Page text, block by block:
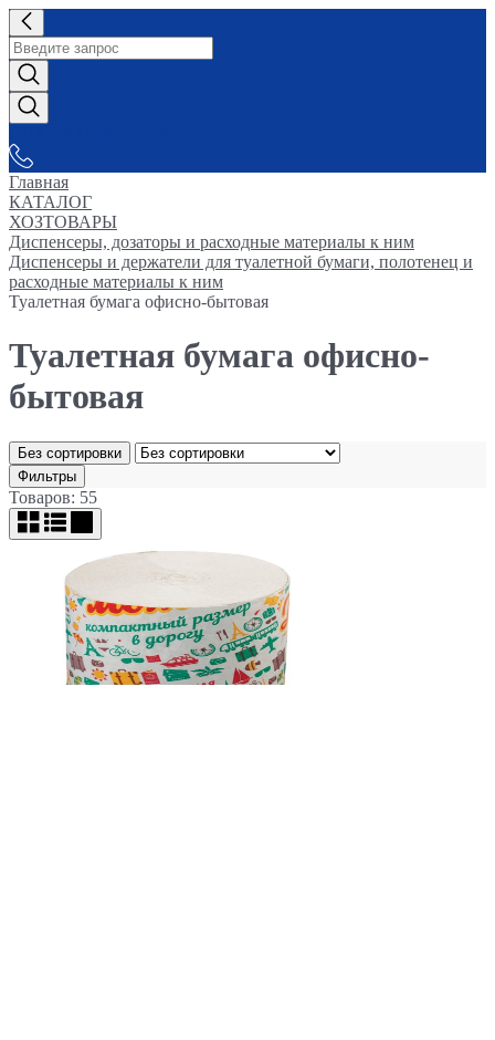
Главная
КАТАЛОГ
ХОЗТОВАРЫ
Диспенсеры, дозаторы и расходные материалы к ним
Диспенсеры и держатели для туалетной бумаги, полотенец и
расходные материалы к ним
Туалетная бумага офисно-бытовая
Туалетная бумага офисно-
бытовая
Без сортировки
Фильтры
Товаров: 55